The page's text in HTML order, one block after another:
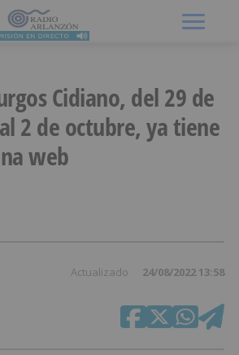
Cidiano, del 29 de
2 de octubre, ya tiene
web
Actualizado 24/08/2022 13:58